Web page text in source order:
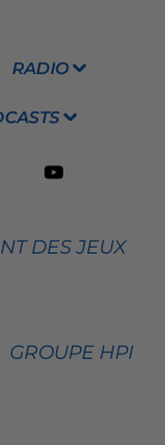
RADIO
DES JEUX
GROUPE HPI